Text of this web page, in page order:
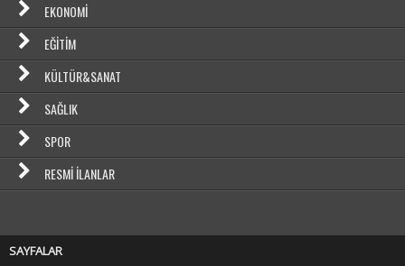
EKONOMI
EĞITIM
KÜLTÜR&SANAT
SAĞLIK
SPOR
RESMI İLANLAR
SAYFALAR